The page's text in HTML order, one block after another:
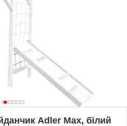
Adler Max, білий